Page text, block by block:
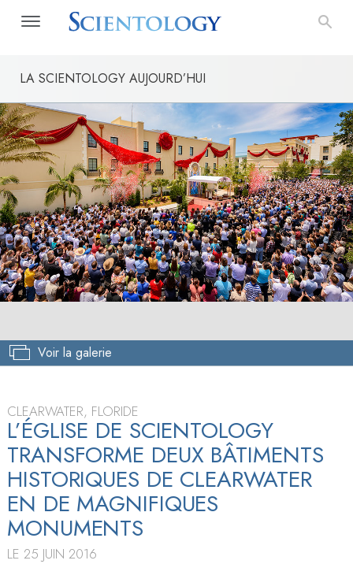
LA SCIENTOLOGY AUJOURD’HUI
Voir la galerie
CLEARWATER, FLORIDE
L’ÉGLISE DE SCIENTOLOGY
TRANSFORME DEUX BÂTIMENTS
HISTORIQUES DE CLEARWATER
EN DE MAGNIFIQUES
MONUMENTS
LE 25 JUIN 2016